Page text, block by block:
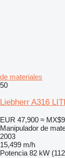
de materiales
50
Liebherr A316
EUR 47,900 ≈
Manipulador de
2003
15,499 m/h
Potencia 82 kW